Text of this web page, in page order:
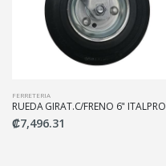
FERRETERIA
RUEDA GIRAT.C/FRENO 6" ITALPRO
₡7,496.31